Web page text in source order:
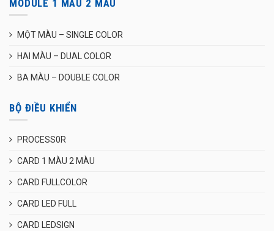
MODULE 1 MÀU 2 MÀU
MỘT MÀU – SINGLE COLOR
HAI MÀU – DUAL COLOR
BA MÀU – DOUBLE COLOR
BỘ ĐIỀU KHIỂN
PROCESS0R
CARD 1 MÀU 2 MÀU
CARD FULLCOLOR
CARD LED FULL
CARD LEDSIGN